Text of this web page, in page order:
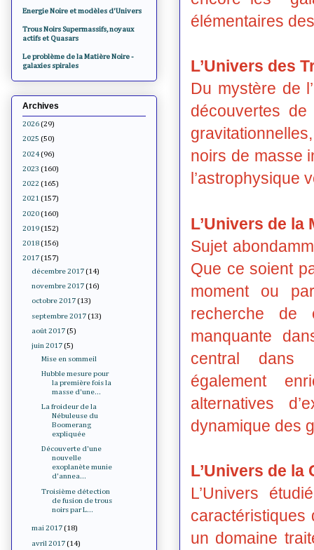
élémentaires
L’Univers des
Du mystère de
découvertes
noirs de masse
l’astrophysique
L’Univers de la
Sujet
Que ce soient
moment ou
recherche de
manquante
central dans
également
alternatives
dynamique des
L’Univers de la
L’Univers
caractéristiques
un domaine
Energie Noire et modèles d'Univers
Trous Noirs Supermassifs, noyaux
actifs et Quasars
Le problème de la Matière Noire -
galaxies spirales
Archives
2026 (29)
2025 (50)
2024 (96)
2023 (160)
2022 (165)
2021 (157)
2020 (160)
2019 (152)
2018 (156)
2017 (157)
décembre 2017 (14)
novembre 2017 (16)
octobre 2017 (13)
septembre 2017 (13)
août 2017 (5)
juin 2017 (5)
Mise en sommeil
Hubble mesure pour
la première fois la
masse d'une...
La froideur de la
Nébuleuse du
Boomerang
expliquée
Découverte d'une
nouvelle
exoplanète munie
d'annea...
Troisième détection
de fusion de trous
noirs par L...
mai 2017 (18)
avril 2017 (14)